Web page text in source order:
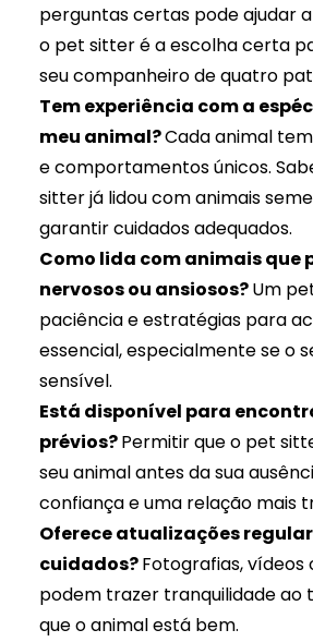
perguntas certas pode ajudar
o pet sitter é a escolha certa
seu companheiro de quatro
Tem experiência com a
meu animal?Cada animal
e comportamentos únicos.
sitter já lidou com animais
garantir cuidados adequados.
Como lida com animais que
nervosos ou ansiosos?Um
paciência e estratégias para
essencial, especialmente se o
sensível.
Está disponível para
prévios?Permitir que o pet
seu animal antes da sua
confiança e uma relação mais
Oferece atualizações
cuidados?Fotografias, vídeos
podem trazer tranquilidade ao
que o animal está bem.